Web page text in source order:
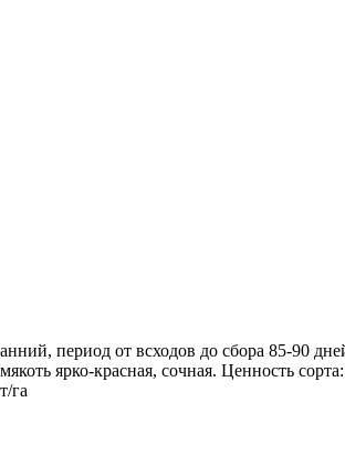
период от всходов до сбора 85-90
ярко-красная, сочная. Ценность
га